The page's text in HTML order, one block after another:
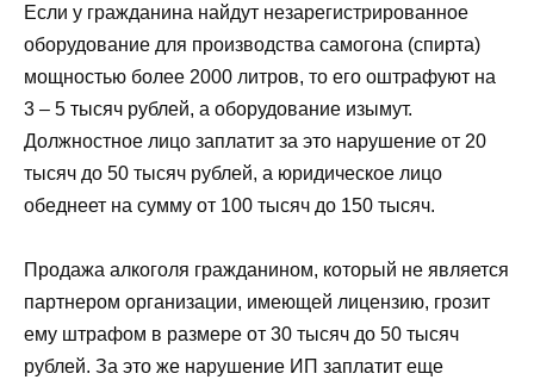
Если у гражданина найдут незарегистрированное
оборудование для производства самогона (спирта)
мощностью более 2000 литров, то его оштрафуют на
3 – 5 тысяч рублей, а оборудование изымут.
Должностное лицо заплатит за это нарушение от 20
тысяч до 50 тысяч рублей, а юридическое лицо
обеднеет на сумму от 100 тысяч до 150 тысяч.
Продажа алкоголя гражданином, который не является
партнером организации, имеющей лицензию, грозит
ему штрафом в размере от 30 тысяч до 50 тысяч
рублей. За это же нарушение ИП заплатит еще